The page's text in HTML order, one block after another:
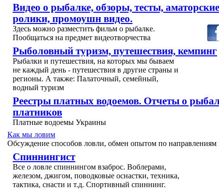
Видео о рыбалке, обзоры, тесты, аматорские
ролики, промоушн видео.
Здесь можно разместить фильм о рыбалке.
Пообщаться на предмет видеотворчества
Рыболовный туризм, путешествия, кемпинг
Рыбалки и путешествия, на которых мы бываем
не каждый день - путешествия в другие страны и
регионы. А также: Палаточный, семейный,
водный туризм
Реестры платных водоемов. Отчеты о
платников
Платные водоемы Украины
Как мы ловим
Обсуждение способов ловли, обмен опытом по направлениям
Спиннингист
Все о ловле спиннингом взаброс. Воблерами,
железом, джигом, поводковые оснастки, техника,
тактика, снасти и т.д. Спортивный спиннинг.